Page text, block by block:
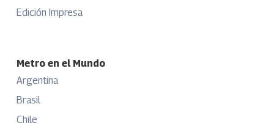
Edición Impresa
Metro en el Mundo
Argentina
Brasil
Chile